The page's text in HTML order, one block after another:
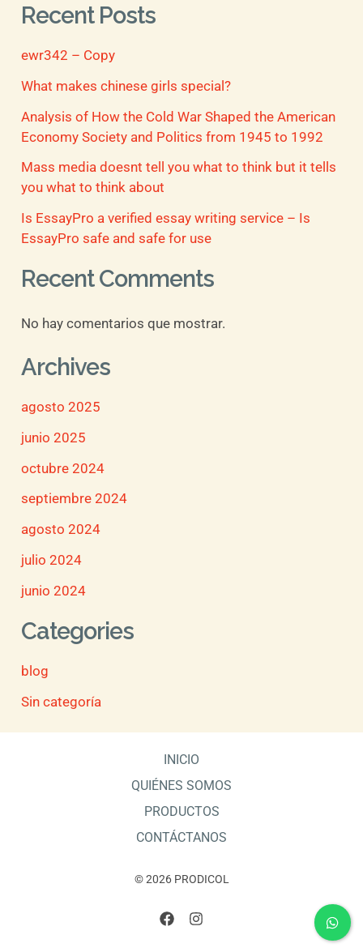
r
p
o
r
:
Recent Posts
ewr342 – Copy
What makes chinese girls special?
Analysis of How the Cold War Shaped the American
Economy Society and Politics from 1945 to 1992
Mass media doesnt tell you what to think but it tells
you what to think about
Is EssayPro a verified essay writing service – Is
EssayPro safe and safe for use
Recent Comments
No hay comentarios que mostrar.
Archives
agosto 2025
junio 2025
octubre 2024
septiembre 2024
agosto 2024
julio 2024
junio 2024
Categories
blog
Sin categoría
INICIO
QUIÉNES SOMOS
PRODUCTOS
CONTÁCTANOS
© 2026 PRODICOL